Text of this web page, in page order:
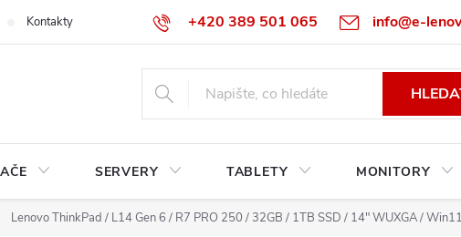
+420 389 501 065 info@e-
Kontakty
SERVERY TABLETY MONITORY
Lenovo ThinkPad / L14 Gen 6 / R7 PRO 250 / 32GB / 1TB SSD / 14" WUXGA /